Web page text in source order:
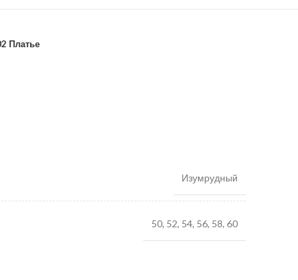
Платье
Изумрудный
50, 52, 54, 56, 58, 60